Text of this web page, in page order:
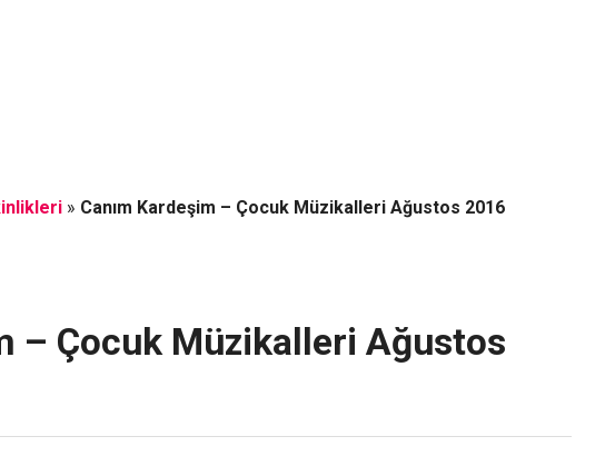
» Canım Kardeşim – Çocuk Müzikalleri Ağustos 2016
– Çocuk Müzikalleri Ağustos